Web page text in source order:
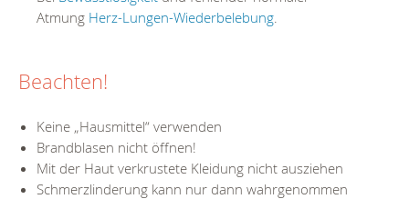
Atmung Herz-Lungen-Wiederbelebung
Beachten!
Keine „Hausmittel“ verwenden
Brandblasen nicht öffnen!
Mit der Haut verkrustete Kleidung nicht ausziehen
Schmerzlinderung kann nur dann wahrgenommen